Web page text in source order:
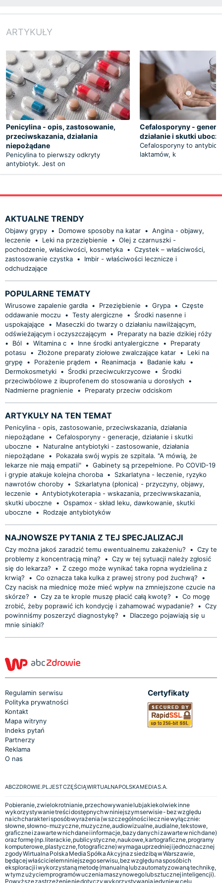
ARTYKUŁY
Penicylina - opis, zastosowanie,
przeciwskazania, działania
niepożądane
Penicylina to pierwszy odkryty
antybiotyk. Jest on
Cefalosporyny -
działanie i skutki
Cefalosporyny to
laktamów, k
AKTUALNE TRENDY
Objawy grypy • Domowe sposoby na katar • Angina - objawy,
leczenie
• Leki na przeziębienie • Olej z czarnuszki -
pochodzenie, właściwości, kosmetyka • Czystek – właściwości,
zastosowanie czystka •
Imbir - właściwości lecznicze i
odchudzające
POPULARNE TEMATY
Wirusowe zapalenie gardła • Przeziębienie • Grypa • Częste
oddawanie moczu
• Testy alergiczne •
Środki nasenne i
uspokajające
•
Maseczki do twarzy o działaniu nawilżającym,
odświeżającym i oczyszczającym •
Preparaty na bazie dzikiej róży
•
Ból • Witamina c • Inne środki antyalergiczne •
Preparaty
potasu
• Złożone preparaty ziołowe zwalczające katar •
Leki na
grypę
• Porażenie prądem • Reanimacja • Badanie kału
•
Dermokosmetyki • Środki przeciwcukrzycowe •
Środki
przeciwbólowe z ibuprofenem do stosowania u dorosłych
•
Nadmierne pragnienie
• Preparaty przeciw odciskom
ARTYKUŁY NA TEN TEMAT
Penicylina - opis, zastosowanie, przeciwskazania, działania
niepożądane
• Cefalosporyny - generacje, działanie i skutki
uboczne
•
Naturalne antybiotyki - zastosowanie, działania
niepożądane
•
Pokazała swój wypis ze szpitala. "A mówią, że
lekarze nie mają empatii" • Gabinety są przepełnione. Po COVID-19
i grypie atakuje kolejna choroba •
Szkarlatyna - leczenie, ryzyko
nawrotów choroby •
Szkarlatyna (płonica) - przyczyny, objawy,
leczenie
• Antybiotykoterapia - wskazania, przeciwwskazania,
skutki uboczne
• Ospamox - skład leku, dawkowanie, skutki
uboczne
• Rodzaje antybiotyków
NAJNOWSZE PYTANIA Z TEJ SPECJALIZACJI
Czy można jakoś zaradzić temu ewentualnemu zakażeniu? • Czy te
problemy z koncentracją miną?
• Czy w tej sytuacji należy zgłosić
się do lekarza?
• Z czego może wynikać taka ropna wydzielina z
krwią?
• Co oznacza taka kulka z prawej strony pod żuchwą?
•
Czy nacisk na miednicę może mieć wpływ na zmniejszone czucie na
skórze?
• Czy za te krople muszę płacić całą kwotę? • Co mogę
zrobić, żeby poprawić ich kondycję i zahamować wypadanie?
• Czy
powinniśmy poszerzyć diagnostykę?
•
Dlaczego pojawiają się u
mnie siniaki?
Regulamin serwisu
Polityka prywatności
Kontakt
Mapa witryny
Indeks pytań
Partnerzy
Reklama
O nas
Certyfikaty
ABCZDROWIE.PL JEST CZĘŚCIĄ WIRTUALNA POLSKA MEDIA S.A.
Pobieranie, zwielokrotnianie, przechowywanie lub jakiekolwiek inne
wykorzystywanie treści dostępnych w niniejszym serwisie - bez względu
na ich charakter i sposób wyrażenia (w szczególności lecz nie wyłącznie:
słowne, słowno-muzyczne, muzyczne, audiowizualne, audialne, tekstowe,
graficzne i zawarte w nich dane i informacje, bazy danych i zawarte w nich dane)
oraz formę (np. literackie, publicystyczne, naukowe, kartograficzne, programy
komputerowe, plastyczne, fotograficzne) wymaga uprzedniej i jednoznacznej
zgody Wirtualna Polska Media Spółka Akcyjna z siedzibą w Warszawie,
będącej właścicielem niniejszego serwisu, bez względu na sposób ich
eksploracji i wykorzystaną metodę (manualną lub zautomatyzowaną technikę,
w tym z użyciem programów uczenia maszynowego lub sztucznej inteligencji).
Powyższe zastrzeżenie nie dotyczy wykorzystywania jedynie w celu